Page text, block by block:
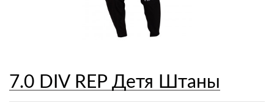
7.0 DIV REP Детя Штаны